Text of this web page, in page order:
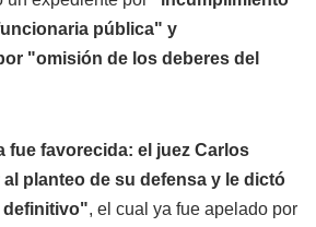
pública" y
"omisión de los deberes del
fue favorecida: el juez Carlos
planteo de su defensa y le dictó
definitivo", el cual ya fue apelado por